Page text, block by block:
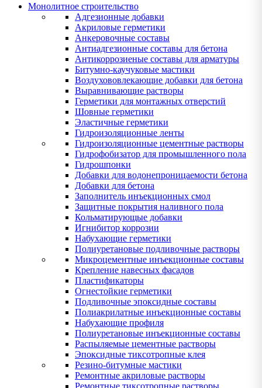
Монолитное строительство
Адгезионные добавки
Акриловые герметики
Анкеровочные составы
Антиадгезионные составы для бетона
Антикоррозиеные составы для арматуры
Битумно-каучуковые мастики
Воздухововлекающие добавки для бетона
Выравнивающие растворы
Герметики для монтажных отверстий
Шовные герметики
Эластичные герметики
Гидроизоляционные ленты
Гидроизоляционные цементные растворы
Гидрофобизатор для промышленного пола
Гидрошпонки
Добавки для водонепроницаемости бетона
Добавки для бетона
Заполнитель инъекционных смол
Защитные покрытия наливного пола
Кольматирующые добавки
Игнибитор коррозии
Набухающие герметики
Полиуретановые подливочные растворы
Микроцементные инъекционные составы
Крепление навесных фасадов
Пластификаторы
Огнестойкие герметики
Подливочные эпоксидные составы
Полиакрилатные инъекционные составы
Набухающие профиля
Полиуретановые инъекционные составы
Распыляемые цементные растворы
Эпоксидные тиксотропные клея
Резино-битумные мастики
Ремонтные акриловые растворы
Ремонтные тиксотропные растворы